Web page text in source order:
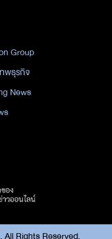
Group
พธุรกิจ
News